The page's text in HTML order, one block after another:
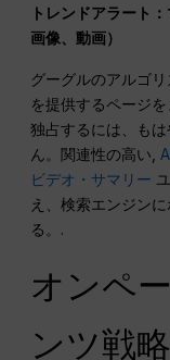
トレンドアラート
画像、動画）
グーグルのアルゴ
を提供するページ
独占するには、も
ん。関連性の高い,
ビデオ・サマリー
え、検索エンジン
る。.
オンペ
ンツ戦